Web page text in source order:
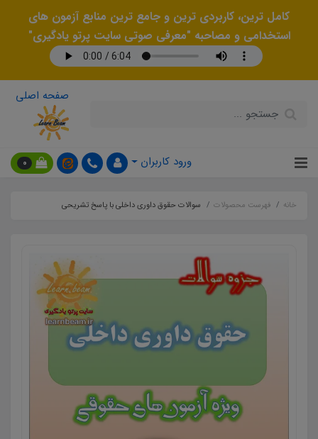
کامل ترین، کاربردی ترین و جامع ترین منابع آزمون های
استخدامی و مصاحبه "معرفی صوتی سایت پرتو یادگیری"
صفحه اصلی
ورود کاربران 0
خانه فهرست محصولات سوالات حقوق داوری داخلی با پاسخ تشریحی